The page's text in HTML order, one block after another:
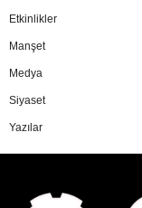
Etkinlikler
Manşet
Medya
Siyaset
Yazılar